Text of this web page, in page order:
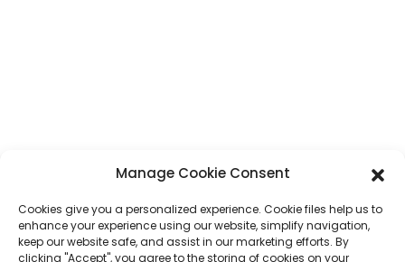
À propos de nous
Environnements d'entreprise
FAQ
PRODUITS
Impression de livres
Planificateur
Impression de livres pour enfants
Manage Cookie Consent
Cookies give you a personalized experience. Cookie files help us to
enhance your experience using our website, simplify navigation,
keep our website safe, and assist in our marketing efforts. By
clicking "Accept", you agree to the storing of cookies on your